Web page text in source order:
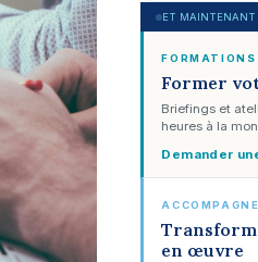
ET MAINTENANT
FORMATIONS
Former
Briefings et
heures à la
Demander
en œuvre